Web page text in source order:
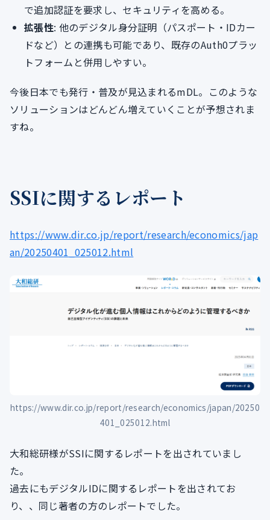
で追加認証を要求し、セキュリティを高める。
拡張性: 他のデジタル身分証明（パスポート・IDカー
ドなど）との連携も可能であり、既存のAuth0プラッ
トフォームと併用しやすい。
今後日本でも発行・普及が見込まれるmDL。このような
ソリューションはどんどん増えていくことが予想されま
すね。
SSIに関するレポート
https://www.dir.co.jp/report/research/economics/jap
an/20250401_025012.html
https://www.dir.co.jp/report/research/economics/japan/20250
401_025012.html
大和総研様がSSIに関するレポートを出されていまし
た。
過去にもデジタルIDに関するレポートを出されてお
り、、同じ著者の方のレポートでした。